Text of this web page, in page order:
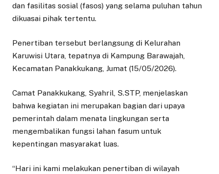
dan fasilitas sosial (fasos) yang selama puluhan tahun
dikuasai pihak tertentu.
Penertiban tersebut berlangsung di Kelurahan
Karuwisi Utara, tepatnya di Kampung Barawajah,
Kecamatan Panakkukang, Jumat (15/05/2026).
Camat Panakkukang, Syahril, S.STP, menjelaskan
bahwa kegiatan ini merupakan bagian dari upaya
pemerintah dalam menata lingkungan serta
mengembalikan fungsi lahan fasum untuk
kepentingan masyarakat luas.
“Hari ini kami melakukan penertiban di wilayah